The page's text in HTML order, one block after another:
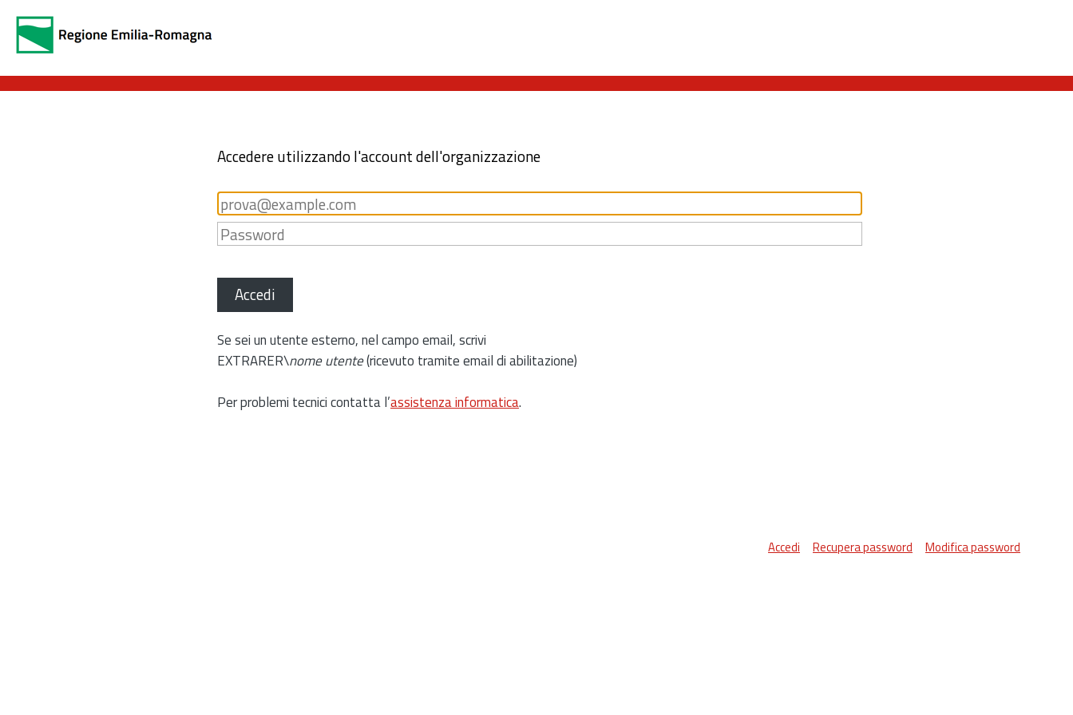
Accedere utilizzando l'account dell'organizzazione
Accedi
Se sei un utente esterno, nel campo email, scrivi
EXTRARER\nome utente(ricevuto tramite email di abilitazione)
Per problemi tecnici contatta l’assistenza informatica.
Accedi Recupera password Modifica password